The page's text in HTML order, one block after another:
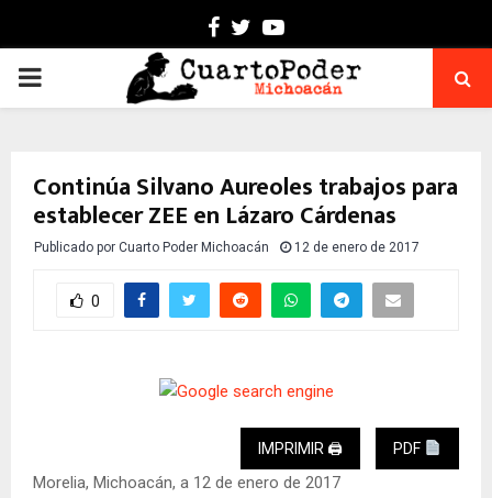
Facebook
TwitterYoutube
PRIMARY
Continúa Silvano Aureoles trabajos para
establecer ZEE en Lázaro Cárdenas
Publicado por Cuarto Poder Michoacán 12 de enero de 2017
0
IMPRIMIR 🖨 PDF
Morelia, Michoacán, a 12 de enero de 2017